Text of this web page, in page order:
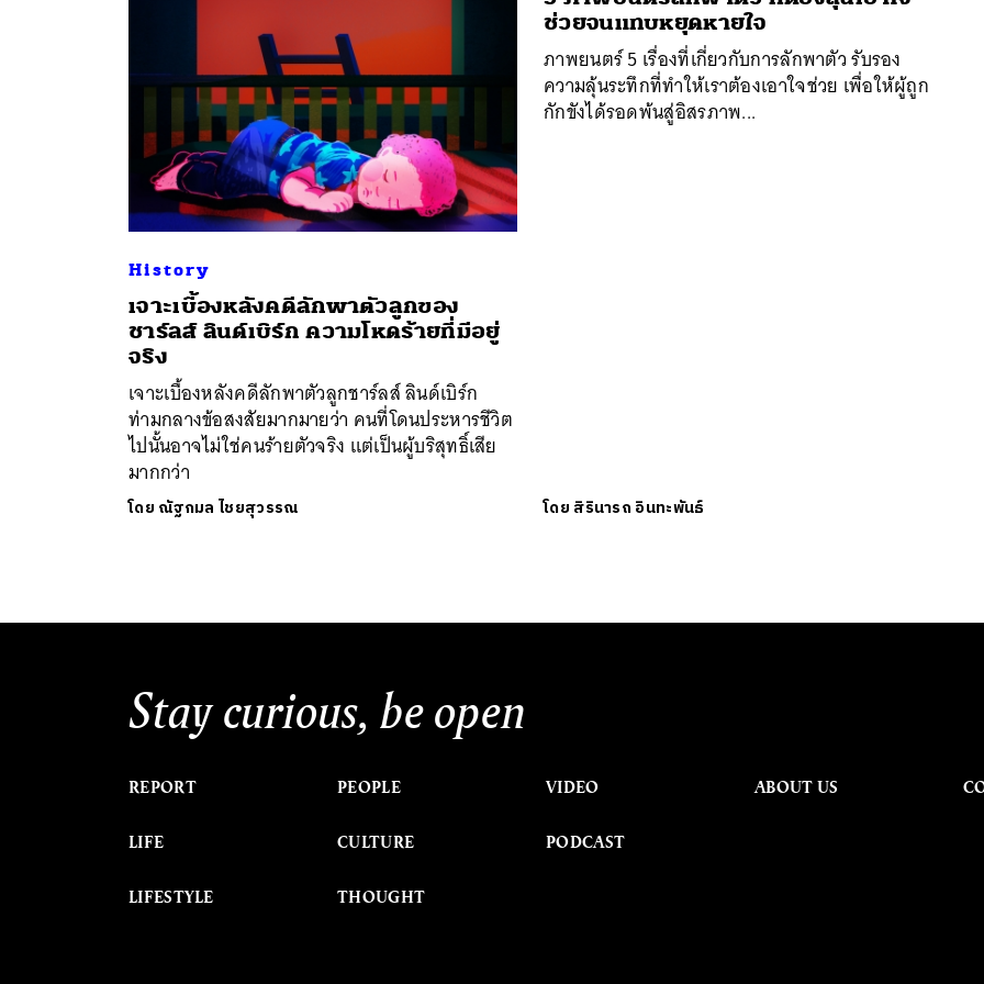
History
เจาะเบื้องหลังคดีลักพาตัวลูกของ
ชาร์ลส์ ลินด์เบิร์ก ความโหดร้ายที่มีอยู่
จริง
เจาะเบื้องหลังคดีลักพาตัวลูกชาร์ลส์ ลินด์เบิร์ก
ท่ามกลางข้อสงสัยมากมายว่า คนที่โดนประหารชีวิต
ไปนั้นอาจไม่ใช่คนร้ายตัวจริง แต่เป็นผู้บริสุทธิ์เสีย
มากกว่า
โดย ณัฐกมล ไชยสุวรรณ
ช่วยจนแทบหยุดหายใจ
ภาพยนตร์ 5 เรื่องที่เกี่ยวกับการลักพาตัว รับรอง
ความลุ้นระทึกที่ทำให้เราต้องเอาใจช่วย เพื่อให้ผู้ถูก
กักขังได้รอดพ้นสู่อิสรภาพ...
โดย สิรินารถ อินทะพันธ์
Stay curious, be open
REPORT
LIFE
LIFESTYLE
PEOPLE
CULTURE
THOUGHT
VIDEO
PODCAST
ABOUT US
ค้นหา